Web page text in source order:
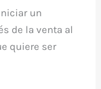
un
de la venta al
quiere ser